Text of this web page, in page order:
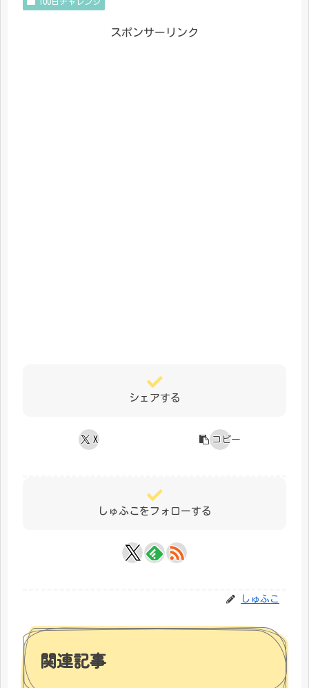
スポンサーリンク
シェアする
X コピー
しゅふこをフォローする
しゅふこ
関連記事